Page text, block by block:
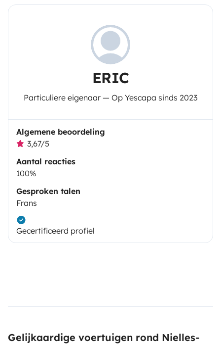
ERIC
Particuliere eigenaar — Op Yescapa sinds 2023
Algemene beoordeling
3,67/5
Aantal reacties
100%
Gesproken talen
Frans
Gecertificeerd profiel
Gelijkaardige voertuigen rond Nielles-